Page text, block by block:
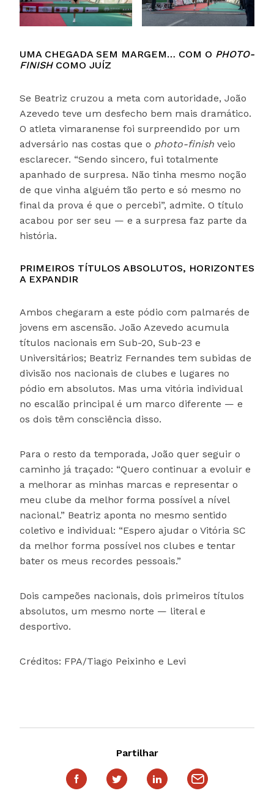
UMA CHEGADA SEM MARGEM… COM O PHOTO-
FINISHCOMO JUÍZ
Se Beatriz cruzou a meta com autoridade, João
Azevedo teve um desfecho bem mais dramático.
O atleta vimaranense foi surpreendido por um
adversário nas costas que o photo-finish veio
esclarecer. “Sendo sincero, fui totalmente
apanhado de surpresa. Não tinha mesmo noção
de que vinha alguém tão perto e só mesmo no
final da prova é que o percebi”, admite. O título
acabou por ser seu — e a surpresa faz parte da
história.
PRIMEIROS TÍTULOS ABSOLUTOS, HORIZONTES
A EXPANDIR
Ambos chegaram a este pódio com palmarés de
jovens em ascensão. João Azevedo acumula
títulos nacionais em Sub-20, Sub-23 e
Universitários; Beatriz Fernandes tem subidas de
divisão nos nacionais de clubes e lugares no
pódio em absolutos. Mas uma vitória individual
no escalão principal é um marco diferente — e
os dois têm consciência disso.
Para o resto da temporada, João quer seguir o
caminho já traçado: “Quero continuar a evoluir e
a melhorar as minhas marcas e representar o
meu clube da melhor forma possível a nível
nacional.” Beatriz aponta no mesmo sentido
coletivo e individual: “Espero ajudar o Vitória SC
da melhor forma possível nos clubes e tentar
bater os meus recordes pessoais.”
Dois campeões nacionais, dois primeiros títulos
absolutos, um mesmo norte — literal e
desportivo.
Créditos: FPA/Tiago Peixinho e Levi
Partilhar